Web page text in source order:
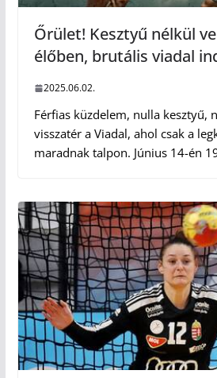
Őrület! Kesztyű nélkül
élőben, brutális viadal
2025.06.02.
Férfias küzdelem, nulla kesztyű,
visszatér a Viadal, ahol csak a
maradnak talpon. Június 14-én